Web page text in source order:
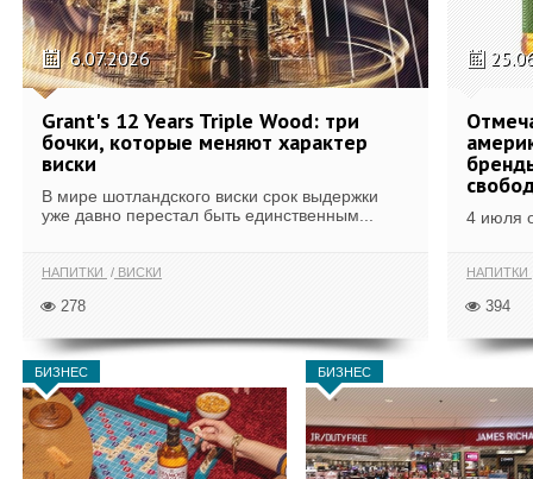
6.07.2026
Grant's 12 Years Triple Wood: три
бочки, которые меняют характер
виски
В мире шотландского виски срок выдержки
уже давно перестал быть единственным...
НАПИТКИ ВИСКИ
278
4 июля
НАПИТКИ
394
БИЗНЕС БИЗНЕС